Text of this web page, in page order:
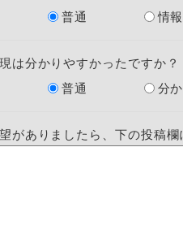
普通 情
は分かりやすかったですか？
普通 分
がありましたら、下の投稿欄